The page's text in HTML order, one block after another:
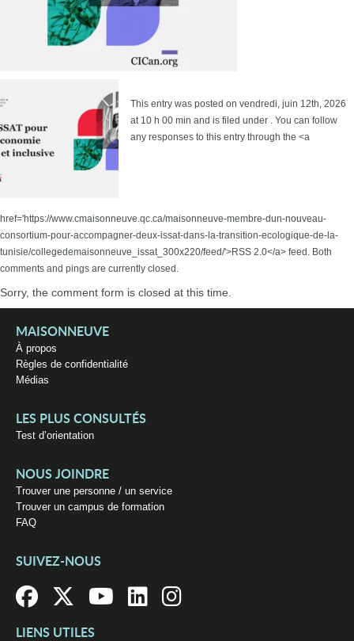
This entry was posted on vendredi, juin 12th, 2026
at 10 h 00 min and is filed under . You can follow
any responses to this entry through the <a
href='https://www.cmaisonneuve.qc.ca/maisonneuve-membre-dun-nouveau-
consortium-pour-accompagner-deux-issat-dans-la-transition-ecologique-de-la-
tunisie/collegedemaisonneuve_issat_300x220/feed/'>RSS 2.0</a> feed. Both
comments and pings are currently closed.
Sorry, the comment form is closed at this time.
MAISONNEUVE
À propos
Règles de confidentialité
Médias
LES PLUS CONSULTÉS
Test d’orientation
NOUS JOINDRE
Trouver une personne / un service
Trouver un campus de formation
FAQ
SUIVEZ-NOUS
LIENS UTILES